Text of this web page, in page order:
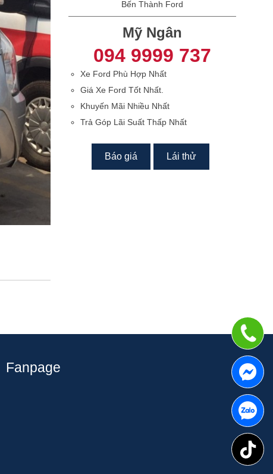
Bến Thành Ford
Mỹ Ngân
094 9999 737
Xe Ford Phù Hợp Nhất
Giá Xe Ford Tốt Nhất.
Khuyến Mãi Nhiều Nhất
Trả Góp Lãi Suất Thấp Nhất
Báo giá Lái thử
Fanpage